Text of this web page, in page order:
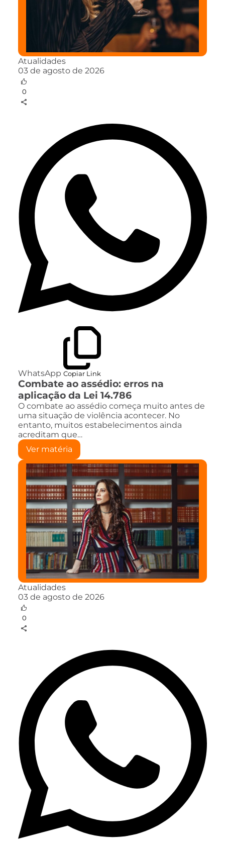
Atualidades
03 de agosto de 2026
0
WhatsApp Copiar Link
Combate ao assédio: erros na
aplicação da Lei 14.786
O combate ao assédio começa muito antes de
uma situação de violência acontecer. No
entanto, muitos estabelecimentos ainda
acreditam que…
Ver matéria
Atualidades
03 de agosto de 2026
0